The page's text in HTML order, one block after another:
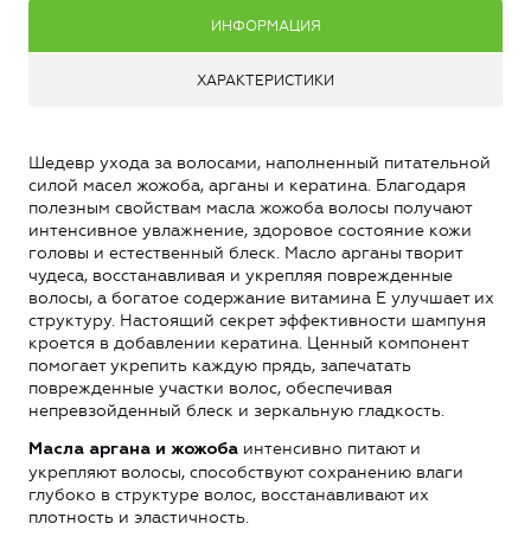
ИНФОРМАЦИЯ
ХАРАКТЕРИСТИКИ
Шедевр ухода за волосами, наполненный питательной
силой масел жожоба, арганы и кератина. Благодаря
полезным свойствам масла жожоба волосы получают
интенсивное увлажнение, здоровое состояние кожи
головы и естественный блеск. Масло арганы творит
чудеса, восстанавливая и укрепляя поврежденные
волосы, а богатое содержание витамина Е улучшает их
структуру. Настоящий секрет эффективности шампуня
кроется в добавлении кератина. Ценный компонент
помогает укрепить каждую прядь, запечатать
поврежденные участки волос, обеспечивая
непревзойденный блеск и зеркальную гладкость.
Масла аргана и жожоба интенсивно питают и
укрепляют волосы, способствуют сохранению влаги
глубоко в структуре волос, восстанавливают их
плотность и эластичность.